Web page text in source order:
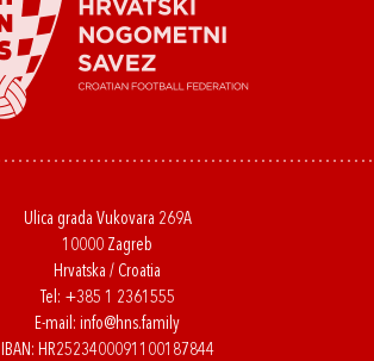
Ulica grada Vukovara 269A
10000 Zagreb
Hrvatska / Croatia
Tel: +385 1 2361555
E-mail: info@hns.family
IBAN: HR2523400091100187844